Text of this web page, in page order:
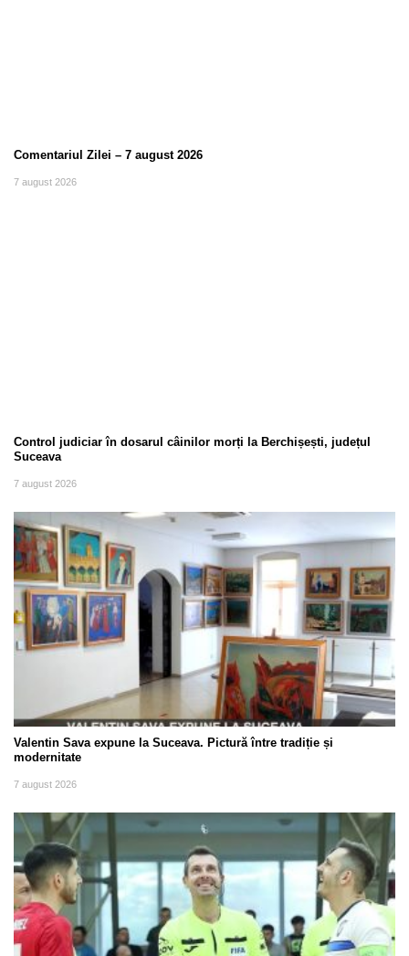
Comentariul Zilei – 7 august 2026
7 august 2026
Control judiciar în dosarul câinilor morți la Berchișești, județul
Suceava
7 august 2026
Valentin Sava expune la Suceava. Pictură între tradiție și
modernitate
7 august 2026